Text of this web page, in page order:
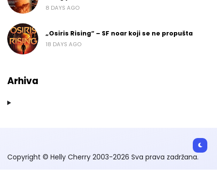
8 DAYS AGO
„Osiris Rising“ – SF noar koji se ne propušta
18 DAYS AGO
Arhiva
Copyright © Helly Cherry 2003-2026 Sva prava zadržana.